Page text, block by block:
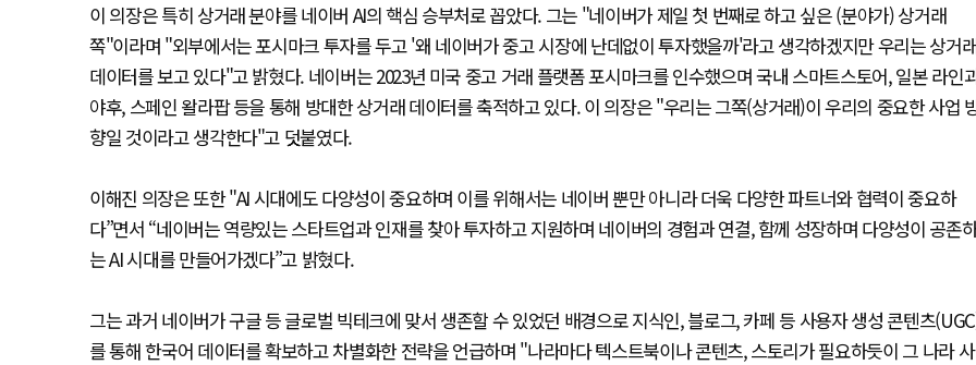
이 의장은 특히 상거래 분야를 네이버 AI의 핵심 승부처로 꼽았다. 그는 "네이버가 제일 첫 번째로 하고 싶은 (분야가) 상거래
쪽"이라며 "외부에서는 포시마크 투자를 두고 '왜 네이버가 중고 시장에 난데없이 투자했을까'라고 생각하겠지만 우리는 상거
데이터를 보고 있다"고 밝혔다. 네이버는 2023년 미국 중고 거래 플랫폼 포시마크를 인수했으며 국내 스마트스토어, 일본 라인
야후, 스페인 왈라팝 등을 통해 방대한 상거래 데이터를 축적하고 있다. 이 의장은 "우리는 그쪽(상거래)이 우리의 중요한 사업
향일 것이라고 생각한다"고 덧붙였다.
이해진 의장은 또한 "AI 시대에도 다양성이 중요하며 이를 위해서는 네이버 뿐만 아니라 더욱 다양한 파트너와 협력이 중요하
다”면서 “네이버는 역량있는 스타트업과 인재를 찾아 투자하고 지원하며 네이버의 경험과 연결, 함께 성장하며 다양성이 공존
는 AI 시대를 만들어가겠다”고 밝혔다.
그는 과거 네이버가 구글 등 글로벌 빅테크에 맞서 생존할 수 있었던 배경으로 지식인, 블로그, 카페 등 사용자 생성 콘텐츠
를 통해 한국어 데이터를 확보하고 차별화한 전략을 언급하며 "나라마다 텍스트북이나 콘텐츠, 스토리가 필요하듯이 그 나라 사